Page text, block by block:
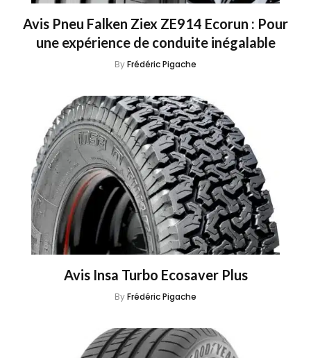
Avis Pneu Falken Ziex ZE914 Ecorun : Pour
une expérience de conduite inégalable
ByFrédéric Pigache
Avis Insa Turbo Ecosaver Plus
ByFrédéric Pigache